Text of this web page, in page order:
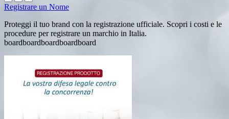
Registrare un Nome
Proteggi il tuo brand con la registrazione ufficiale. Scopri i costi e le
procedure per registrare un marchio in Italia.
boardboardboardboardboard